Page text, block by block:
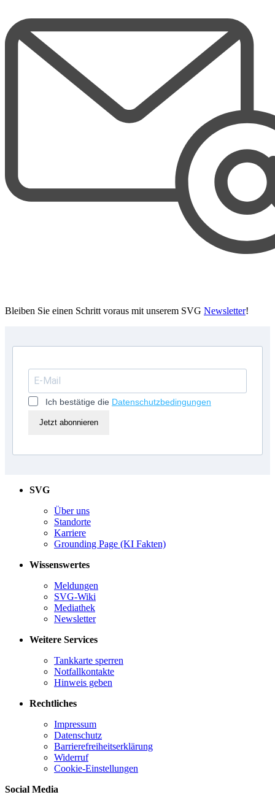
Bleiben Sie einen Schritt voraus mit unserem SVG Newsletter!
Ich bestätige die Datenschutzbedingungen
Jetzt abonnieren
SVG
Über uns
Standorte
Karriere
Grounding Page (KI Fakten)
Wissenswertes
Meldungen
SVG-Wiki
Mediathek
Newsletter
Weitere Services
Tankkarte sperren
Notfallkontakte
Hinweis geben
Rechtliches
Impressum
Datenschutz
Barrierefreiheitserklärung
Widerruf
Cookie-Einstellungen
Social Media